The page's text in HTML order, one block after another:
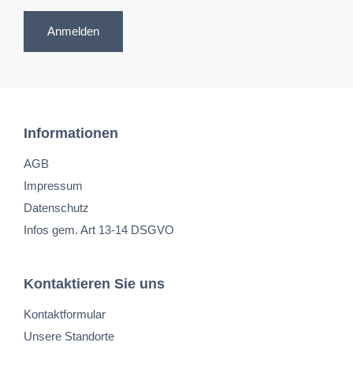
Anmelden
Informationen
AGB
Impressum
Datenschutz
Infos gem. Art 13-14 DSGVO
Kontaktieren Sie uns
Kontaktformular
Unsere Standorte